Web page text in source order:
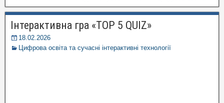
Інтерактивна гра «TOP 5 QUIZ»
18.02.2026
Цифрова освіта та сучасні інтерактивні технології